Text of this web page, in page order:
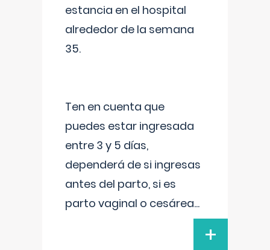
estancia en el hospital
alrededor de la semana
35.
Ten en cuenta que
puedes estar ingresada
entre 3 y 5 días,
dependerá de si ingresas
antes del parto, si es
parto vaginal o cesárea...
+